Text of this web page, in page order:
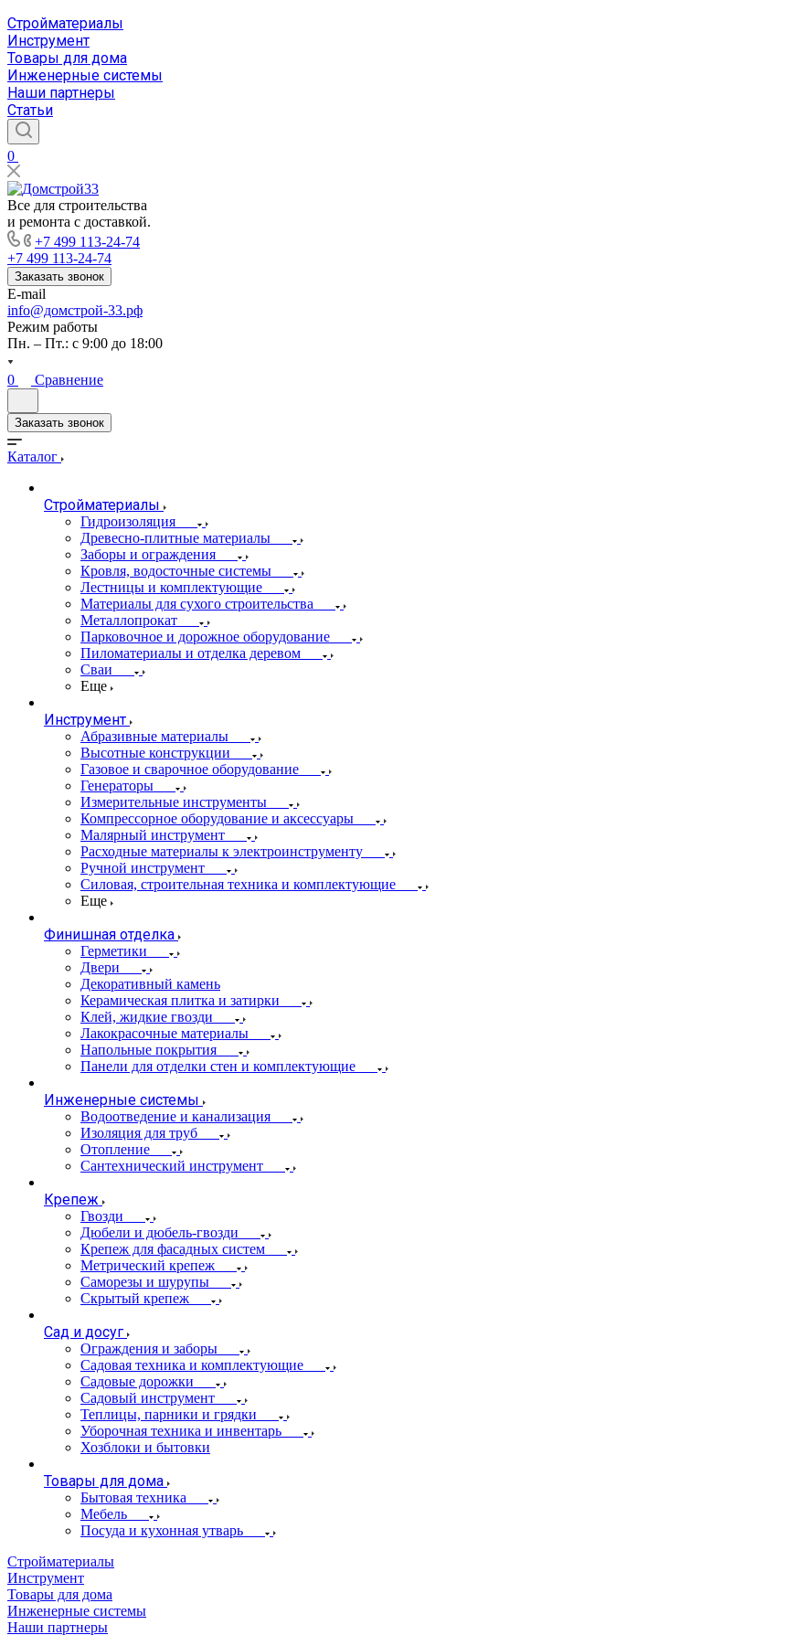
Стройматериалы
Инструмент
Товары для дома
Инженерные системы
Наши партнеры
Статьи
0
Все для строительства
и ремонта с доставкой.
+7 499 113-24-74
+7 499 113-24-74
Заказать звонок
E-mail
info@домстрой-33.рф
Режим работы
Пн. – Пт.: с 9:00 до 18:00
0 Сравнение
Заказать звонок
Каталог
Стройматериалы
Гидроизоляция
Древесно-плитные материалы
Заборы и ограждения
Кровля, водосточные системы
Лестницы и комплектующие
Материалы для сухого строительства
Металлопрокат
Парковочное и дорожное оборудование
Пиломатериалы и отделка деревом
Сваи
Еще
Инструмент
Абразивные материалы
Высотные конструкции
Газовое и сварочное оборудование
Генераторы
Измерительные инструменты
Компрессорное оборудование и аксессуары
Малярный инструмент
Расходные материалы к электроинструменту
Ручной инструмент
Силовая, строительная техника и комплектующие
Еще
Финишная отделка
Герметики
Двери
Декоративный камень
Керамическая плитка и затирки
Клей, жидкие гвозди
Лакокрасочные материалы
Напольные покрытия
Панели для отделки стен и комплектующие
Инженерные системы
Водоотведение и канализация
Изоляция для труб
Отопление
Сантехнический инструмент
Крепеж
Гвозди
Дюбели и дюбель-гвозди
Крепеж для фасадных систем
Метрический крепеж
Саморезы и шурупы
Скрытый крепеж
Сад и досуг
Ограждения и заборы
Садовая техника и комплектующие
Садовые дорожки
Садовый инструмент
Теплицы, парники и грядки
Уборочная техника и инвентарь
Хозблоки и бытовки
Товары для дома
Бытовая техника
Мебель
Посуда и кухонная утварь
Стройматериалы
Инструмент
Товары для дома
Инженерные системы
Наши партнеры